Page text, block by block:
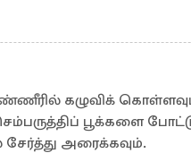
கழுவிக்
செம்பருத்திப் பூக்களை
அரைக்கவும்.